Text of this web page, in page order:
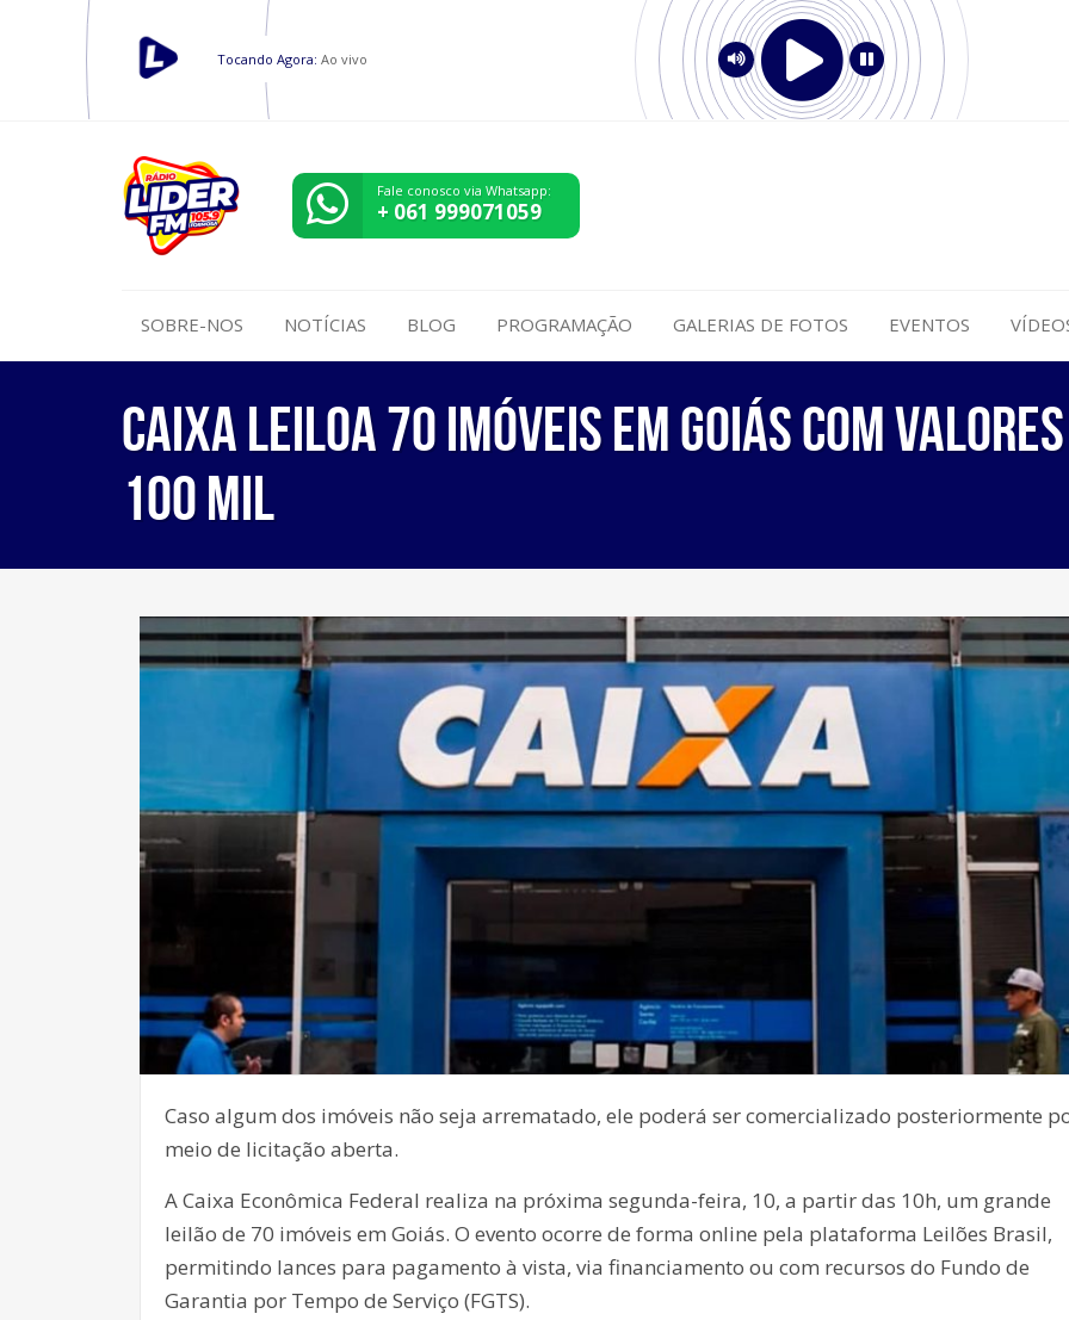
Tocando Agora: Ao vivo
Fale conosco via Whatsapp:
+ 061 999071059
SOBRE-NOS NOTÍCIAS BLOG PROGRAMAÇÃO GALERIAS DE FOTOS EVENTOS
Caixa leiloa 70 imóveis em Goiás com
100 mil
Caso algum dos imóveis não seja arrematado, ele poderá ser comercializado posteriormente
meio de licitação aberta.
A Caixa Econômica Federal realiza na próxima segunda-feira, 10, a partir das 10h, um grande
leilão de 70 imóveis em Goiás. O evento ocorre de forma online pela plataforma Leilões Brasil,
permitindo lances para pagamento à vista, via financiamento ou com recursos do Fundo de
Garantia por Tempo de Serviço (FGTS).